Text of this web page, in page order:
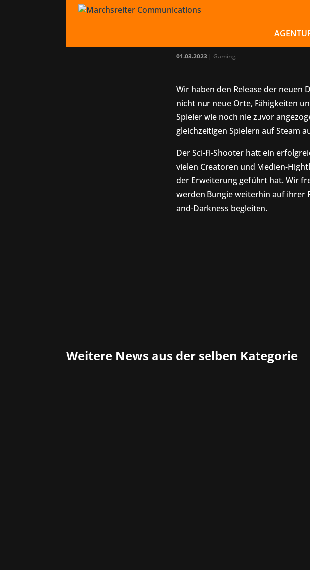
Destiny 2:
01.03.2023| Gaming
Wir haben den Release der
nicht nur neue Orte, Fähigkeiten
Spieler wie noch nie zuvor
gleichzeitigen Spielern auf Steam
Der Sci-Fi-Shooter hatt ein
vielen Creatoren und Medien-
der Erweiterung geführt hat. Wir
werden Bungie weiterhin auf ihrer
and-Darkness begleiten.
Weitere News aus der selben Kategorie